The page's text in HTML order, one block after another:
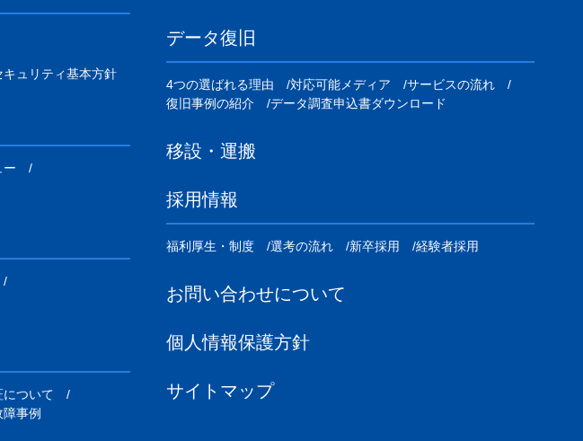
キュリティ基本方針
ー
ついて
事例
データ復旧
4つの選ばれる理由 対応可能メディア
サービスの流れ
復旧事例の紹介
データ調査申込書ダウンロード
移設・運搬
採用情報
福利厚生・制度 選考の流れ 新卒採用 経験者採用
お問い合わせについて
個人情報保護方針
サイトマップ